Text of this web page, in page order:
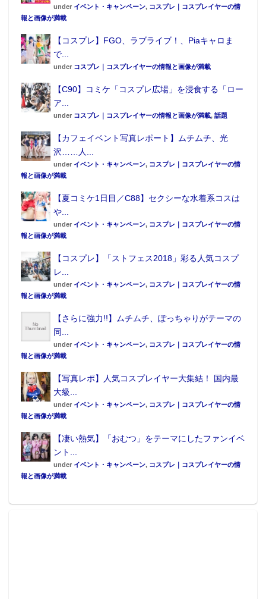
under イベント・キャンペーン, コスプレ｜コスプレイヤーの情
報と画像が満載
【コスプレ】FGO、ラブライブ！、Piaキャロま
で...
under コスプレ｜コスプレイヤーの情報と画像が満載
【C90】コミケ「コスプレ広場」を浸食する「ロー
ア...
under コスプレ｜コスプレイヤーの情報と画像が満載, 話題
【カフェイベント写真レポート】ムチムチ、光
沢……人...
under イベント・キャンペーン, コスプレ｜コスプレイヤーの情
報と画像が満載
【夏コミケ1日目／C88】セクシーな水着系コスは
や...
under イベント・キャンペーン, コスプレ｜コスプレイヤーの情
報と画像が満載
【コスプレ】「ストフェス2018」彩る人気コスプ
レ...
under イベント・キャンペーン, コスプレ｜コスプレイヤーの情
報と画像が満載
【さらに強力!!】ムチムチ、ぽっちゃりがテーマの
同...
under イベント・キャンペーン, コスプレ｜コスプレイヤーの情
報と画像が満載
【写真レポ】人気コスプレイヤー大集結！ 国内最
大級...
under イベント・キャンペーン, コスプレ｜コスプレイヤーの情
報と画像が満載
【凄い熱気】「おむつ」をテーマにしたファンイベ
ント...
under イベント・キャンペーン, コスプレ｜コスプレイヤーの情
報と画像が満載